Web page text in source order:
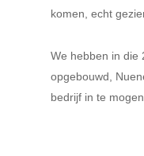
komen, echt
We hebben in die
opgebouwd,
bedrijf in te